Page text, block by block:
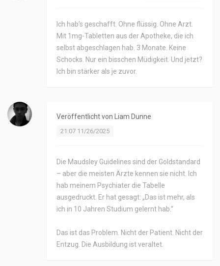
Ich hab’s geschafft. Ohne flüssig. Ohne Arzt.
Mit 1mg-Tabletten aus der Apotheke, die ich
selbst abgeschlagen hab. 3 Monate. Keine
Schocks. Nur ein bisschen Müdigkeit. Und jetzt?
Ich bin stärker als je zuvor.
Veröffentlicht von Liam Dunne
21:07 11/26/2025
Die Maudsley Guidelines sind der Goldstandard
– aber die meisten Ärzte kennen sie nicht. Ich
hab meinem Psychiater die Tabelle
ausgedruckt. Er hat gesagt: „Das ist mehr, als
ich in 10 Jahren Studium gelernt hab.“
Das ist das Problem. Nicht der Patient. Nicht der
Entzug. Die Ausbildung ist veraltet.